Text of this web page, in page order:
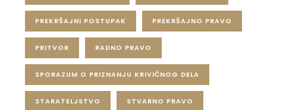
PREKRŠAJNI POSTUPAK PREKRŠAJNO PRAVO
PRITVOR RADNO PRAVO
SPORAZUM O PRIZNANJU KRIVIČNOG DELA
STARATELJSTVO STVARNO PRAVO